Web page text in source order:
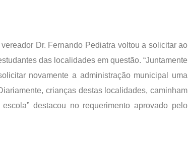
Dr. Fernando Pediatra voltou a solicitar ao
das localidades em questão. “Juntamente
novamente a administração municipal uma
crianças destas localidades, caminham
destacou no requerimento aprovado pelo